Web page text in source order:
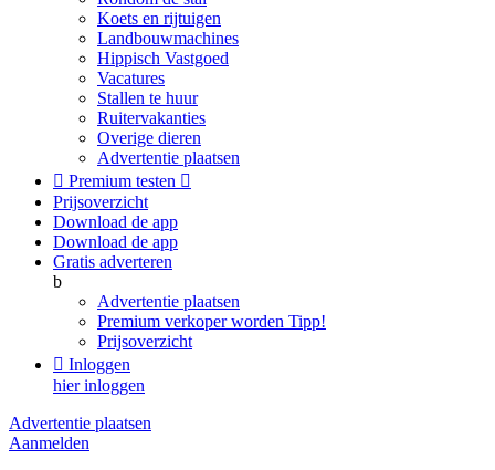
Koets en rijtuigen
Landbouwmachines
Hippisch Vastgoed
Vacatures
Stallen te huur
Ruitervakanties
Overige dieren
Advertentie plaatsen
 Premium testen 
Prijsoverzicht
Download de app
Download de app
Gratis adverteren
b
Advertentie plaatsen
Premium verkoper worden Tipp!
Prijsoverzicht
 Inloggen
hier inloggen
Advertentie plaatsen
Aanmelden